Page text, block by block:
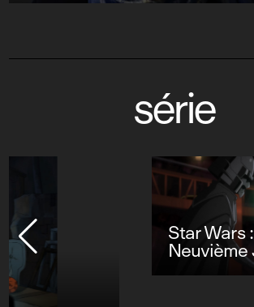
série
Star Wars : Visions Présente
Neuvième Jedi